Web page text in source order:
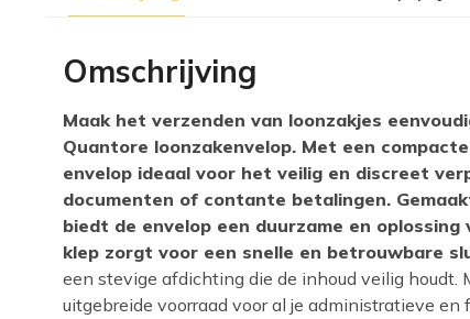
Omschrijving
Maak het verzenden van loonzakjes
Quantore loonzakenvelop. Met een
envelop ideaal voor het veilig en discreet
documenten of contante betalingen.
biedt de envelop een duurzame en oplossing
klep zorgt voor een snelle en betrouwbare
een stevige afdichting die de inhoud veilig houdt.
uitgebreide voorraad voor al je administratieve